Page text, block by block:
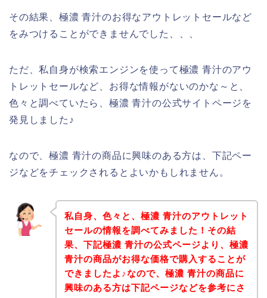
その結果、極濃 青汁のお得なアウトレットセールなど
をみつけることができませんでした、、、
ただ、私自身が検索エンジンを使って極濃 青汁のアウ
トレットセールなど、お得な情報がないのかな～と、
色々と調べていたら、極濃 青汁の公式サイトページを
発見しました♪
なので、極濃 青汁の商品に興味のある方は、下記ペー
ジなどをチェックされるとよいかもしれません。
私自身、色々と、極濃 青汁のアウトレット
セールの情報を調べてみました！その結
果、下記極濃 青汁の公式ページより、極濃
青汁の商品がお得な価格で購入することが
できましたよ♪なので、極濃 青汁の商品に
興味のある方は下記ページなどを参考にさ